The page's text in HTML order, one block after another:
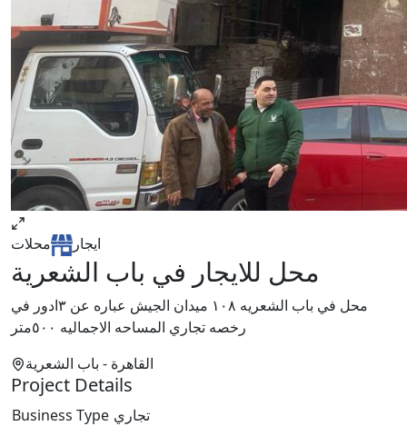
ايجار محلات
محل للايجار في باب الشعرية
محل في باب الشعريه ١٠٨ ميدان الجيش عباره عن ٣ادور في
رخصه تجاري المساحه الاجماليه ٥٠٠متر
القاهرة - باب الشعرية
Project Details
Business Type تجاري